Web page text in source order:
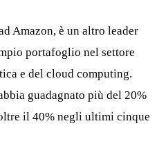
Amazon, è un altro leader
portafoglio nel settore
e del cloud computing.
guadagnato più del 20%
il 40% negli ultimi cinque